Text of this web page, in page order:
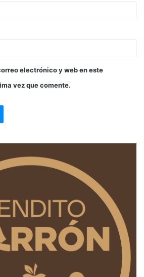
electrónico y web en este
vez que comente.